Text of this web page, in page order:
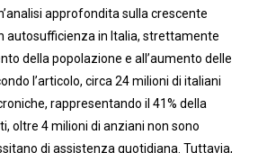
approfondita sulla crescente
autosufficienza in Italia, strettamente
della popolazione e all’aumento delle
l’articolo, circa 24 milioni di italiani
rappresentando il 41% della
oltre 4 milioni di anziani non sono
di assistenza quotidiana. Tuttavia,